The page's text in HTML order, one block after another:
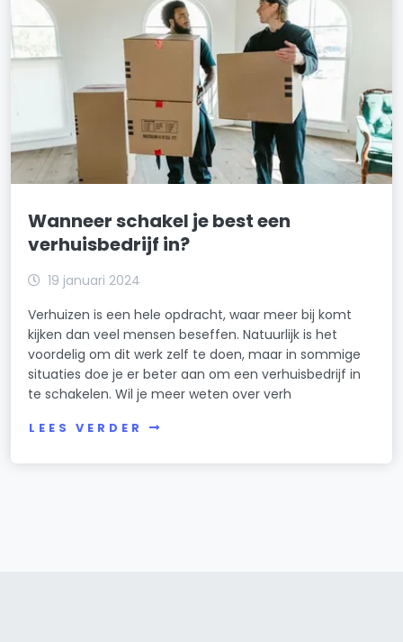
Wanneer schakel je best een
verhuisbedrijf in?
19 januari 2024
Verhuizen is een hele opdracht, waar meer bij komt
kijken dan veel mensen beseffen. Natuurlijk is het
voordelig om dit werk zelf te doen, maar in sommige
situaties doe je er beter aan om een verhuisbedrijf in
te schakelen. Wil je meer weten over verh
LEES VERDER